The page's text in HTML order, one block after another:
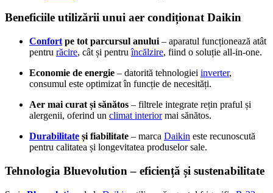
Beneficiile utilizării unui aer condiționat Daikin
Confort pe tot parcursul anului – aparatul funcționează atât
pentru răcire, cât și pentruîncălzire, fiind o soluție all-in-one.
Economie de energie – datorită tehnologiei inverter,
consumul este optimizat în funcție de necesități.
Aer mai curat și sănătos – filtrele integrate rețin praful și
alergenii, oferind un climat interiormai sănătos.
Durabilitate și fiabilitate – marca Daikin este recunoscută
pentru calitatea și longevitatea produselor sale.
Tehnologia Bluevolution – eficiență și sustenabilitate